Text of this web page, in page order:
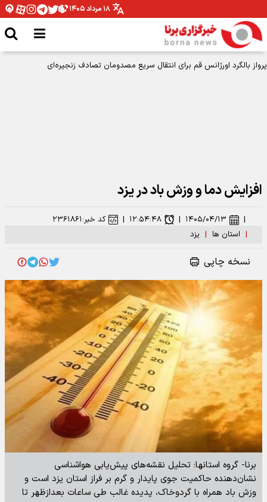
۱۸ مرداد ۱۴۰۵
استاندار زنجان: خبرنگاری مسوولیت اخلاقی در پاسداری از حقیقت است
افزایش دما و وزش باد در یزد
| استان ها | یزد
| ۱۴۰۵/۰۴/۱۳ | ۱۲:۵۴:۴۸ | کد خبر:۲۳۶۱۸۶۱
نسخه چاپی
برنا- گروه استانها: تحلیل نقشه‌های پیش‌یابی هواشناسی
نشان‌دهنده حاکمیت جوی پایدار و گرم بر فراز استان یزد است و
وزش باد همراه با گردوخاک، پدیده غالب طی ساعات بعدازظهر تا